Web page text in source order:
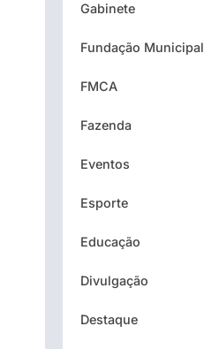
Gabinete
Fundação Municipal
FMCA
Fazenda
Eventos
Esporte
Educação
Divulgação
Destaque